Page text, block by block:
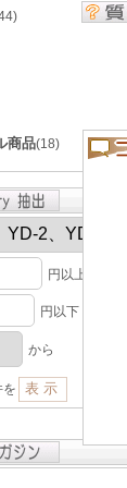
商品(18)
円以上
円以下
から
を